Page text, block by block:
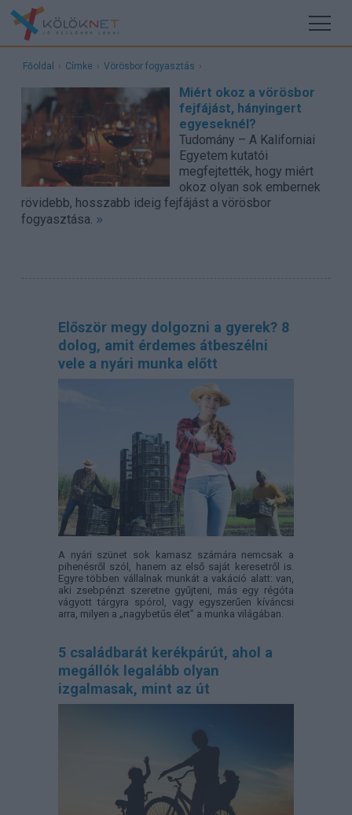
Főoldal › Címke › Vörösbor fogyasztás ›
Miért okoz a vörösbor
fejfájást, hányingert
egyeseknél?
Tudomány – A Kaliforniai
Egyetem kutatói
megfejtették, hogy miért
okoz olyan sok embernek
rövidebb, hosszabb ideig fejfájást a vörösbor
fogyasztása. »
Először megy dolgozni a gyerek? 8
dolog, amit érdemes átbeszélni
vele a nyári munka előtt
A nyári szünet sok kamasz számára nemcsak a
pihenésről szól, hanem az első saját keresetről is.
Egyre többen vállalnak munkát a vakáció alatt: van,
aki zsebpénzt szeretne gyűjteni, más egy régóta
vágyott tárgyra spórol, vagy egyszerűen kíváncsi
arra, milyen a „nagybetűs élet” a munka világában.
5 családbarát kerékpárút, ahol a
megállók legalább olyan
izgalmasak, mint az út